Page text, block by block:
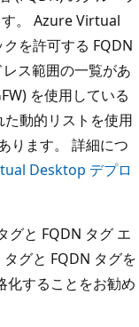
。 Azure Virtual
を許可する FQDN
ス範囲の一覧があ
を使用している
た動的リストを使用
ります。 詳細につ
Desktop デプロ
と FQDN タグ エ
グと FQDN タグを
化することをお勧め